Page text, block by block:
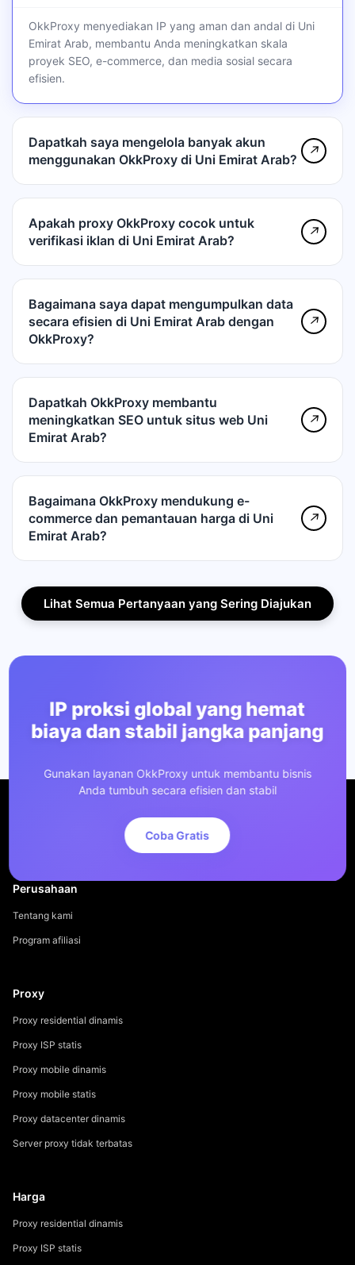
OkkProxy menyediakan IP yang aman dan andal di Uni
Emirat Arab, membantu Anda meningkatkan skala
proyek SEO, e-commerce, dan media sosial secara
efisien.
Dapatkah saya mengelola banyak akun
menggunakan OkkProxy di Uni Emirat Arab?
↗
Apakah proxy OkkProxy cocok untuk
verifikasi iklan di Uni Emirat Arab?
↗
Bagaimana saya dapat mengumpulkan data
secara efisien di Uni Emirat Arab dengan
OkkProxy?
↗
Dapatkah OkkProxy membantu
meningkatkan SEO untuk situs web Uni
Emirat Arab?
↗
Bagaimana OkkProxy mendukung e-
commerce dan pemantauan harga di Uni
Emirat Arab?
↗
Lihat Semua Pertanyaan yang Sering Diajukan
IP proksi global yang hemat
biaya dan stabil jangka panjang
Gunakan layanan OkkProxy untuk membantu bisnis
Anda tumbuh secara efisien dan stabil
Coba Gratis
Perusahaan
Tentang kami
Program afiliasi
Proxy
Proxy residential dinamis
Proxy ISP statis
Proxy mobile dinamis
Proxy mobile statis
Proxy datacenter dinamis
Server proxy tidak terbatas
Harga
Proxy residential dinamis
Proxy ISP statis